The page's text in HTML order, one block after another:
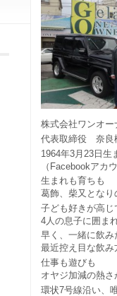
株式会社ワンオー
代表取締役 奈
1964年3月23日
（Facebookアカ
生まれも育ちも
葛飾、柴又となり
子ども好きが高じ
4人の息子に囲ま
早く、一緒に飲み
最近控え目な飲み
仕事も遊びも
オヤジ加減の熱さ
環状7号線沿い、